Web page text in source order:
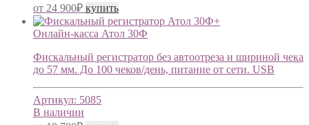
от 24 900₽ купить
Онлайн-касса Атол 30Ф
Фискальный регистратор без автоотреза и шириной чека
до 57 мм. До 100 чеков/день, питание от сети. USB
Артикул: 5085
В наличии